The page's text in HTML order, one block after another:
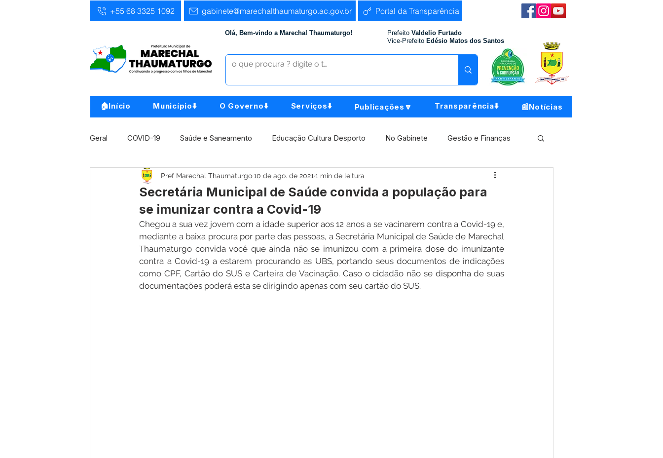
+55 68 3325 1092 gabinete@marechalthaumaturgo.ac.gov.br Portal da Transparência
Olá, Bem-vindo a Marechal Thaumaturgo! Prefeito Valdelio Furtado
Vice-Prefeito Edésio Matos dos Santos
🏠Início Município⬇️ O Governo⬇️ Serviços⬇️ Publicações🔽 Transparência⬇️ 📰Notícias
Geral COVID-19 Saúde e Saneamento Educação Cultura Desporto No Gabinete Gestão e Finanças
Infra, Obra e Transporte Assistência Social Comunidade Agricultura e Produção Meio Ambiente
Concursos Comunicado Institucional e Governo
Nota de Pesar Campanhas Datas Comemorativas Dengue Vacinômetro Convênios e Parcerias
Secretária Municipal de Saúde convida a população para
se imunizar contra a Covid-19
Pref Marechal Thaumaturgo10 de ago. de 2021 1 min de leitura
Chegou a sua vez jovem com a idade superior aos 12 anos a se vacinarem contra a Covid-19 e,
mediante a baixa procura por parte das pessoas, a Secretária Municipal de Saúde de Marechal
Thaumaturgo convida você que ainda não se imunizou com a primeira dose do imunizante
contra a Covid-19 a estarem procurando as UBS, portando seus documentos de indicações
como CPF, Cartão do SUS e Carteira de Vacinação. Caso o cidadão não se disponha de suas
documentações poderá esta se dirigindo apenas com seu cartão do SUS.